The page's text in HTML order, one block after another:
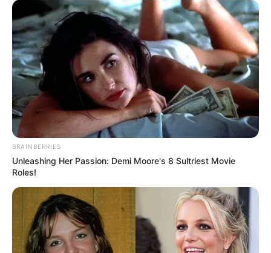
BRAINBERRIES
Unleashing Her Passion: Demi Moore's 8 Sultriest Movie
Roles!